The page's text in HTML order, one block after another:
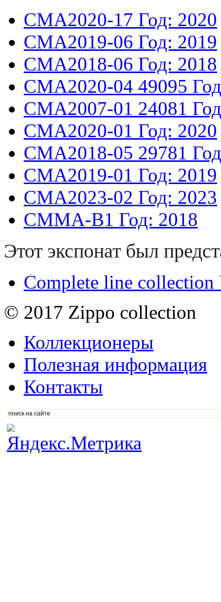
CMA2020-17 Год: 2020
CMA2019-06 Год: 2019
CMA2018-06 Год: 2018
CMA2020-04 49095
CMA2007-01 24081
CMA2020-01 Год: 2020
CMA2018-05 29781
CMA2019-01 Год: 2019
CMA2023-02 Год: 2023
CMMA-B1 Год: 2018
Этот экспонат был
Complete line collection
© 2017 Zippo collection
Коллекционеры
Полезная информация
Контакты